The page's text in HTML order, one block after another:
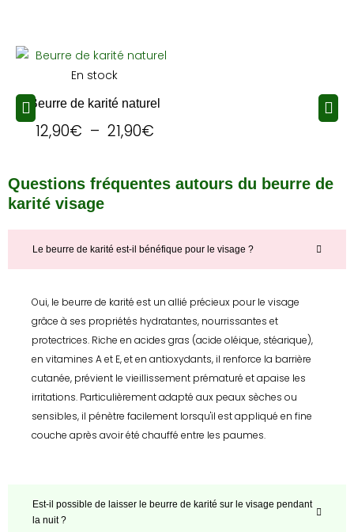
En stock
Beurre de karité naturel
12,90€ – 21,90€
Questions fréquentes autours du beurre de
karité visage
Le beurre de karité est-il bénéfique pour le visage ?
Oui, le beurre de karité est un allié précieux pour le visage
grâce à ses propriétés hydratantes, nourrissantes et
protectrices. Riche en acides gras (acide oléique, stéarique),
en vitamines A et E, et en antioxydants, il renforce la barrière
cutanée, prévient le vieillissement prématuré et apaise les
irritations. Particulièrement adapté aux peaux sèches ou
sensibles, il pénètre facilement lorsqu'il est appliqué en fine
couche après avoir été chauffé entre les paumes.
Est-il possible de laisser le beurre de karité sur le visage pendant
la nuit ?